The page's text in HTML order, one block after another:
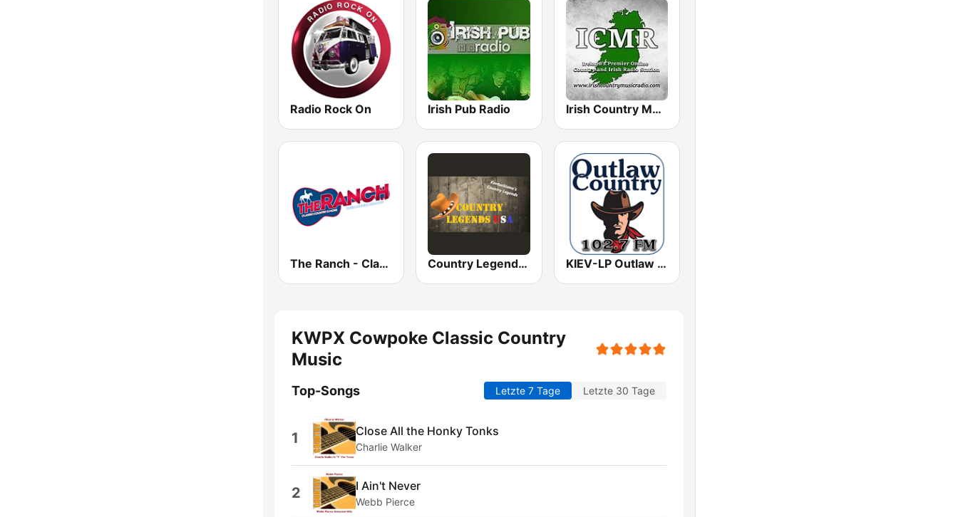
Radio Rock On Irish Pub Radio Irish Country Music Radio
The Ranch - Classic Country Country Legends USA KIEV-LP Outlaw Country Radio
KWPX Cowpoke Classic Country
Music
Top-Songs Letzte 7 Tage Letzte 30 Tage
1 Close All the Honky Tonks
Charlie Walker
2 I Ain't Never
Webb Pierce